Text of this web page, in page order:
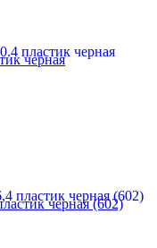
черная
черная (602)